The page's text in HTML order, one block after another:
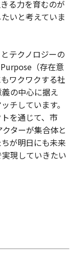
る力を育むのが
いと考えていま
テクノロジーの
（存在意
ワクワクする社
の中心に据え
チしています。
を通じて、市
ターが集合体と
が明日にも未来
現していきたい